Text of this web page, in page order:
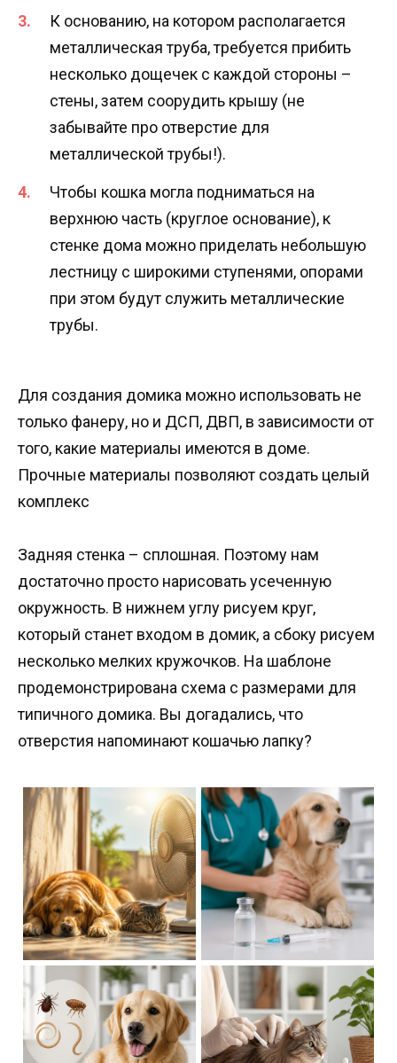
К основанию, на котором располагается
металлическая труба, требуется прибить
несколько дощечек с каждой стороны –
стены, затем соорудить крышу (не
забывайте про отверстие для
металлической трубы!).
Чтобы кошка могла подниматься на
верхнюю часть (круглое основание), к
стенке дома можно приделать небольшую
лестницу с широкими ступенями, опорами
при этом будут служить металлические
трубы.
Для создания домика можно использовать не
только фанеру, но и ДСП, ДВП, в зависимости от
того, какие материалы имеются в доме.
Прочные материалы позволяют создать целый
комплекс
Задняя стенка – сплошная. Поэтому нам
достаточно просто нарисовать усеченную
окружность. В нижнем углу рисуем круг,
который станет входом в домик, а сбоку рисуем
несколько мелких кружочков. На шаблоне
продемонстрирована схема с размерами для
типичного домика. Вы догадались, что
отверстия напоминают кошачью лапку?